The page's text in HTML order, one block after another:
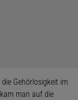
Gehörlosigkeit im
man auf die